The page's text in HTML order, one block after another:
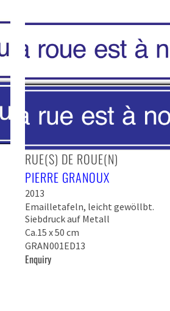
RUE(S) DE ROUE(N)
PIERRE GRANOUX
2013
Emailletafeln, leicht gewöllbt.
Siebdruck auf Metall
Ca.15 x 50 cm
GRAN001ED13
Enquiry